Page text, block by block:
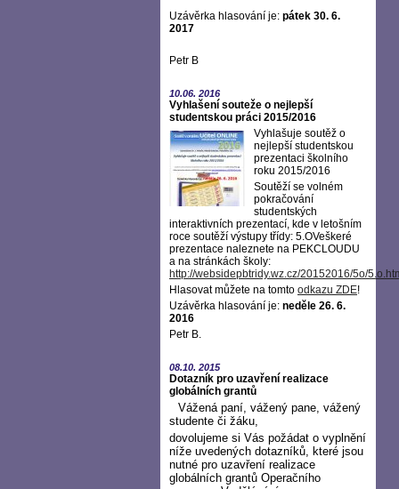
Uzávěrka hlasování je: pátek 30. 6.
2017
Petr B
10.06. 2016
Vyhlašení souteže o nejlepší
studentskou práci 2015/2016
Vyhlašuje soutěž o
nejlepší studentskou
prezentaci školního
roku 2015/2016
Soutěží se volném
pokračování
studentských
interaktivních prezentací, kde v letošním
roce soutěží výstupy třídy: 5.OVeškeré
prezentace naleznete na PEKCLOUDU
a na stránkách školy:
http://websidepbtridy.wz.cz/20152016/5o/
Hlasovat můžete na tomto odkazu ZDE!
Uzávěrka hlasování je: neděle 26. 6.
2016
Petr B.
08.10. 2015
Dotazník pro uzavření realizace
globálních grantů
Vážená paní, vážený pane, vážený
studente či žáku,
dovolujeme si Vás požádat o vyplnění
níže uvedených dotazníků, které jsou
nutné pro uzavření realizace
globálních grantů Operačního